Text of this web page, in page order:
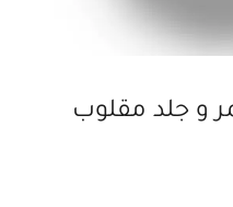
و جلد مقلوب